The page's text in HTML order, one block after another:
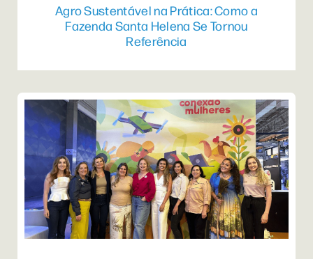
Agro Sustentável na Prática: Como a
Fazenda Santa Helena Se Tornou
Referência